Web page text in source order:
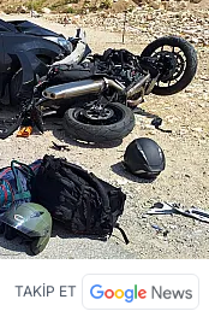
TAKİP ET